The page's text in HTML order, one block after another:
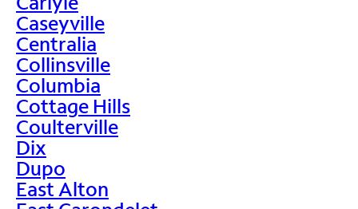
Caseyville
Centralia
Collinsville
Columbia
Cottage Hills
Coulterville
Dix
Dupo
East Alton